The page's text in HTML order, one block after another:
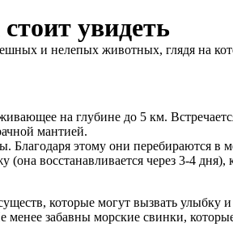
увидеть
и нелепых животных, глядя на
на глубине до 5 км.
мантией.
Благодаря этому они перебираются в
восстанавливается через 3-4 дня),
которые могут вызвать улыбку
забавны морские свинки,